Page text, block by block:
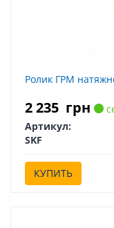
Ролик ГРМ
2 235 грн
Артикул:
SKF
КУПИТЬ